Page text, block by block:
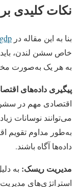
نکات کلیدی
بنا به این مقاله در
خاص سشن لندن، باید
به هر یک به‌صورت
پیگیری داده‌های
اقتصادی مهم در
می‌توانند نوسانات
به‌طور مداوم تقویم
داده‌ها آگاه باشند.
مدیریت ریسک: به
استراتژی‌های مدیریت